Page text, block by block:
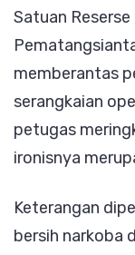
Satuan
memberantas
serangkaian
petugas
ironisnya
Keterangan
bersih narkoba